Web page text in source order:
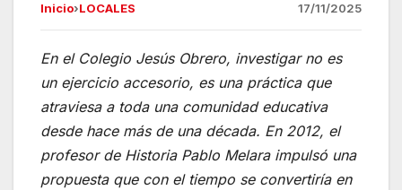
c
e
b
o
o
k
at
s
A
p
p
e
gr
a
m
ail
Inicio›LOCALES 17/11/2025
En el Colegio Jesús Obrero, investigar no es
un ejercicio accesorio, es una práctica que
atraviesa a toda una comunidad educativa
desde hace más de una década. En 2012, el
profesor de Historia Pablo Melara impulsó una
propuesta que con el tiempo se convertiría en